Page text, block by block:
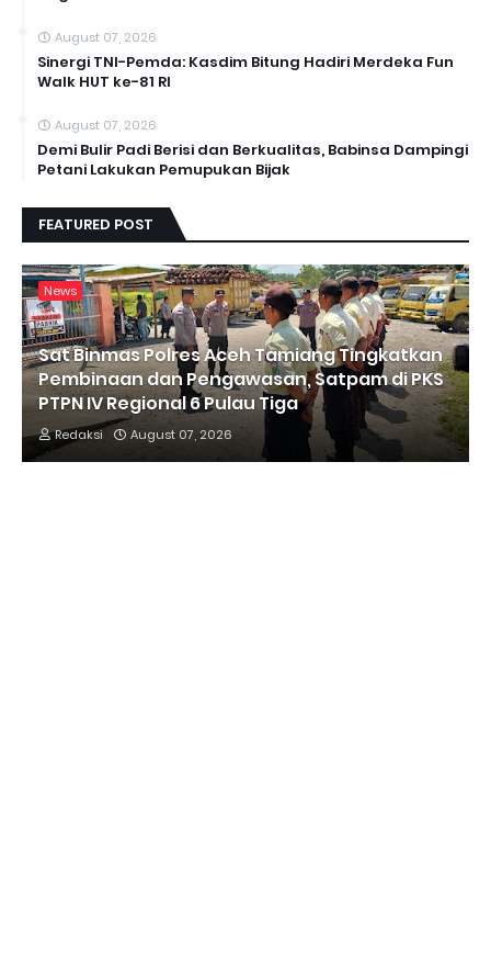
August 07, 2026
Sinergi TNI-Pemda: Kasdim Bitung Hadiri Merdeka Fun
Walk HUT ke-81 RI
August 07, 2026
Demi Bulir Padi Berisi dan Berkualitas, Babinsa Dampingi
Petani Lakukan Pemupukan Bijak
FEATURED POST
News
Sat Binmas Polres Aceh Tamiang Tingkatkan
Pembinaan dan Pengawasan, Satpam di PKS
PTPN IV Regional 6 Pulau Tiga
Redaksi August 07, 2026